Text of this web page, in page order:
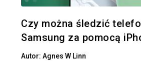
Czy można śledzić
Samsung za pomocą
Autor:Agnes W Linn